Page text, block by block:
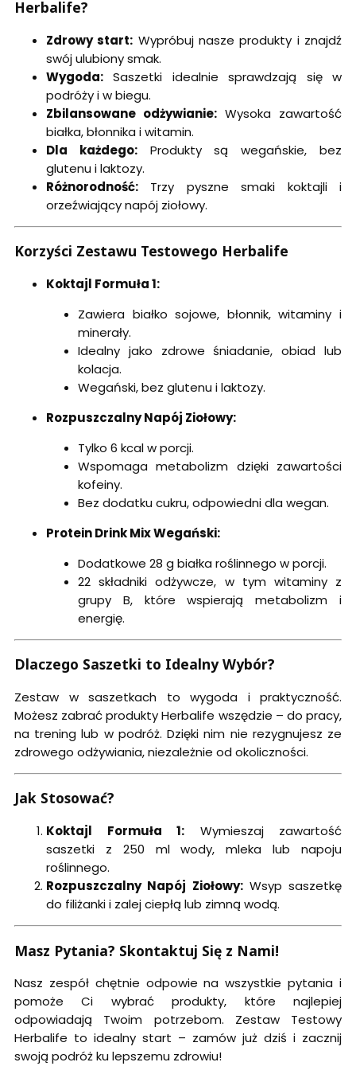
Herbalife?
Zdrowy start: Wypróbuj nasze produkty i znajdź
swój ulubiony smak.
Wygoda: Saszetki idealnie sprawdzają się w
podróży i w biegu.
Zbilansowane odżywianie: Wysoka zawartość
białka, błonnika i witamin.
Dla każdego:Produkty są wegańskie, bez
glutenu i laktozy.
Różnorodność: Trzy pyszne smaki koktajli i
orzeźwiający napój ziołowy.
Korzyści Zestawu Testowego Herbalife
Koktajl Formuła 1:
Zawiera białko sojowe, błonnik, witaminy i
minerały.
Idealny jako zdrowe śniadanie, obiad lub
kolacja.
Wegański, bez glutenu i laktozy.
Rozpuszczalny Napój Ziołowy:
Tylko 6 kcal w porcji.
Wspomaga metabolizm dzięki zawartości
kofeiny.
Bez dodatku cukru, odpowiedni dla wegan.
Protein Drink Mix Wegański:
Dodatkowe 28 g białka roślinnego w porcji.
22 składniki odżywcze, w tym witaminy z
grupy B, które wspierają metabolizm i
energię.
Dlaczego Saszetki to Idealny Wybór?
Zestaw w saszetkach to wygoda i praktyczność.
Możesz zabrać produkty Herbalife wszędzie – do pracy,
na trening lub w podróż. Dzięki nim nie rezygnujesz ze
zdrowego odżywiania, niezależnie od okoliczności.
Jak Stosować?
Koktajl Formuła 1: Wymieszaj zawartość
saszetki z 250 ml wody, mleka lub napoju
roślinnego.
Rozpuszczalny Napój Ziołowy:Wsyp saszetkę
do filiżanki i zalej ciepłą lub zimną wodą.
Masz Pytania? Skontaktuj Się z Nami!
Nasz zespół chętnie odpowie na wszystkie pytania i
pomoże Ci wybrać produkty, które najlepiej
odpowiadają Twoim potrzebom. Zestaw Testowy
Herbalife to idealny start – zamów już dziś i zacznij
swoją podróż ku lepszemu zdrowiu!